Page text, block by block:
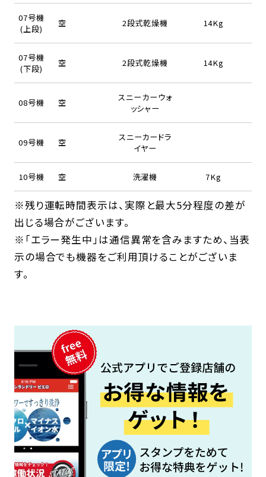
07号機
(上段)
空 2段式乾燥機 14Kg
07号機
(下段)
空 2段式乾燥機 14Kg
08号機 空
スニーカーウォ
ッシャー
09号機 空
スニーカードラ
イヤー
10号機 空 洗濯機 7Kg
※残り運転時間表示は、実際と最大5分程度の差が
出じる場合がございます。
※「エラー発生中」は通信異常を含みますため、当表
示の場合でも機器をご利用頂けることがございま
す。